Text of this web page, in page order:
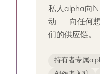
私人alpha向
动——向任何
们的供应链。
持有者专属